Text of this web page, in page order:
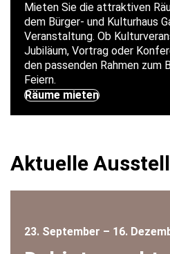
Mieten Sie die attraktiven
dem Bürger- und Kulturhaus
Veranstaltung. Ob
Jubiläum, Vortrag oder
den passenden Rahmen zum
Feiern.
Räume mieten
Aktuelle
23. September – 16.